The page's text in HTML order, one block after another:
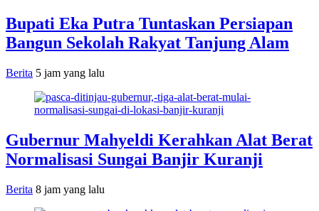
Bupati Eka Putra Tuntaskan Persiapan
Bangun Sekolah Rakyat Tanjung Alam
Berita 5 jam yang lalu
Gubernur Mahyeldi Kerahkan Alat Berat
Normalisasi Sungai Banjir Kuranji
Berita 8 jam yang lalu